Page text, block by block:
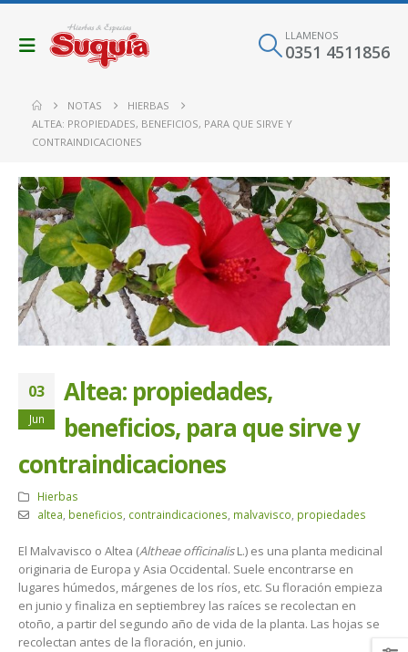
LLAMENOS
0351 4511856
NOTAS
HIERBAS
ALTEA: PROPIEDADES, BENEFICIOS, PARA QUE SIRVE Y
CONTRAINDICACIONES
03
Jun
Altea: propiedades,
beneficios, para que sirve y
contraindicaciones
Hierbas
altea beneficios contraindicaciones malvavisco propiedades
El Malvavisco o Altea (Altheae officinalisL.) es una planta medicinal
originaria de Europa y Asia Occidental. Suele encontrarse en
lugares húmedos, márgenes de los ríos, etc. Su floración empieza
en junio y finaliza en septiembrey las raíces se recolectan en
otoño, a partir del segundo año de vida de la planta. Las hojas se
recolectan antes de la floración, en junio.